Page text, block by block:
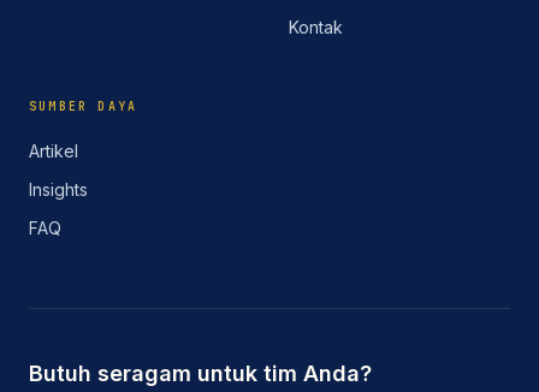
Kontak
SUMBER DAYA
Artikel
Insights
FAQ
Butuh seragam untuk tim Anda?